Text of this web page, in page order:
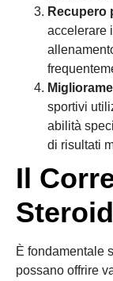
Recupero
accelerare
sportivi
abilità
di risultati
Il
È fondamentale
possano offrire